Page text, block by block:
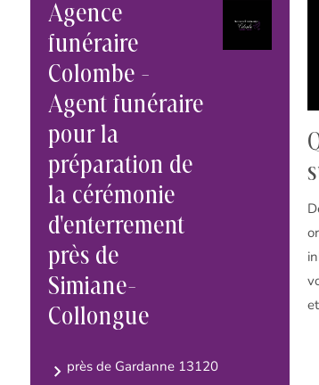
Agence
funéraire
Colombe -
Agent funéraire
pour la
préparation de
la cérémonie
d'enterrement
près de
Simiane-
Collongue
près de Gardanne 13120